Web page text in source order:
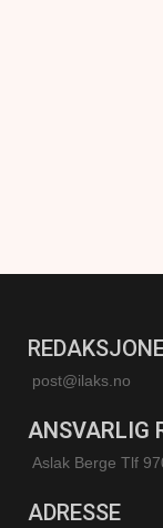
post@ilaks.no
ANSVARLIG
Aslak Berge Tlf
ADRESSE